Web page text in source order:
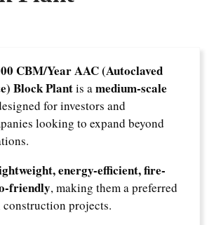
CBM/Year AAC (Autoclaved
Block Plantis amedium-scale
for investors and
looking to expand beyond
energy-efficient, fire-
friendly, making them a preferred
projects.